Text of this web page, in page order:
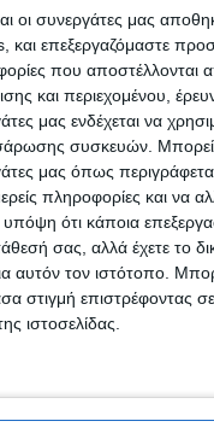
οι συνεργάτες μας
και επεξεργαζόμαστε
που αποστέλλονται
και περιεχομένου,
μας ενδέχεται να
συσκευών. Μπορείτε
μας όπως
πληροφορίες και να
υπόψη ότι κάποια
σας, αλλά έχετε το
αυτόν τον ιστότοπο.
στιγμή επιστρέφοντας
ιστοσελίδας.
ως
τους.
εφημερίδα
στην περιοχή της